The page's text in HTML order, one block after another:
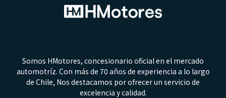
Somos HMotores, concesionario oficial en el mercado
automotríz. Con más de 70 años de experiencia a lo largo
de Chile, Nos destacamos por ofrecer un servicio de
excelencia y calidad.